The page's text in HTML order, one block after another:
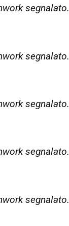
segnalato.
segnalato.
segnalato.
segnalato.
segnalato.